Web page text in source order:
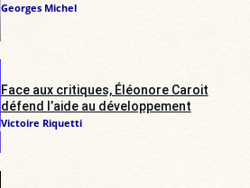
Georges Michel
Face aux critiques, Éléonore Caroit
défend l’aide au développement
Victoire Riquetti